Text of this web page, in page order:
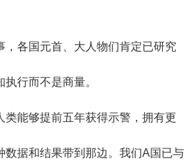
各国元首、大人物们肯定已研究
行而不是商量。
能够提前五年获得示警，拥有更
数据和结果带到那边。我们A国已与